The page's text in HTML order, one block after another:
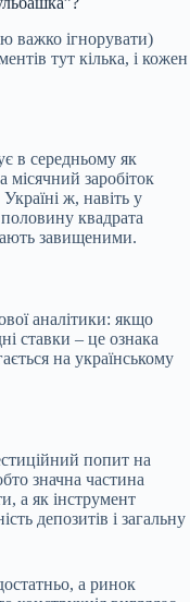
важко ігнорувати)
тут кілька, і кожен
в середньому як
місячний заробіток
ж, навіть у
квадрата
завищеними.
аналітики: якщо
ставки – це ознака
на українському
попит на
значна частина
а як інструмент
депозитів і загальну
а ринок